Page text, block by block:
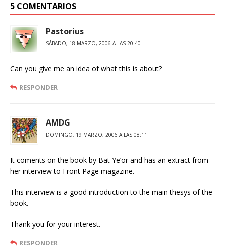
5 COMENTARIOS
Pastorius
SÁBADO, 18 MARZO, 2006 A LAS 20:40
Can you give me an idea of what this is about?
RESPONDER
AMDG
DOMINGO, 19 MARZO, 2006 A LAS 08:11
It coments on the book by Bat Ye’or and has an extract from
her interview to Front Page magazine.
This interview is a good introduction to the main thesys of the
book.
Thank you for your interest.
RESPONDER